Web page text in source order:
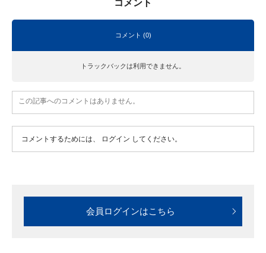
コメント
コメント (0)
トラックバックは利用できません。
この記事へのコメントはありません。
コメントするためには、 ログイン してください。
会員ログインはこちら